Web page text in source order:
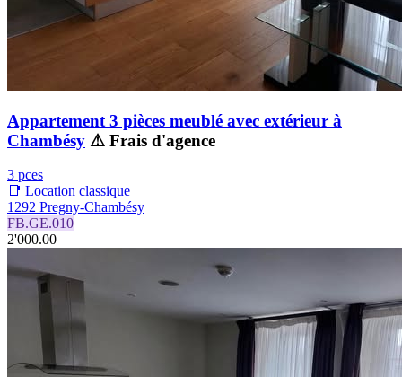
Appartement 3 pièces meublé avec extérieur à
Chambésy ⚠ Frais d'agence
3 pces
📑 Location classique
1292 Pregny-Chambésy
FB.GE.010
2'000.00